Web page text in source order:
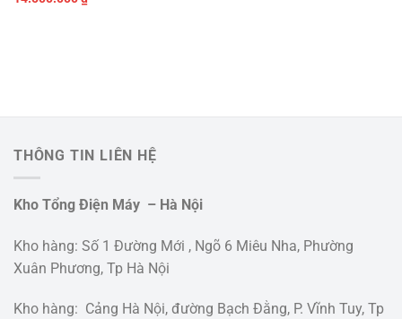
THÔNG TIN LIÊN HỆ
Kho Tổng Điện Máy – Hà Nội
Kho hàng: Số 1 Đường Mới , Ngõ 6 Miêu Nha, Phường
Xuân Phương, Tp Hà Nội
Kho hàng: Cảng Hà Nội, đường Bạch Đằng, P. Vĩnh Tuy, Tp